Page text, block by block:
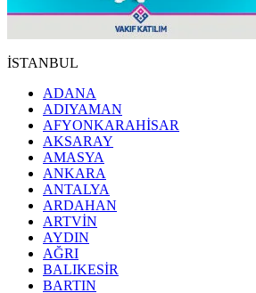
İSTANBUL
ADANA
ADIYAMAN
AFYONKARAHİSAR
AKSARAY
AMASYA
ANKARA
ANTALYA
ARDAHAN
ARTVİN
AYDIN
AĞRI
BALIKESİR
BARTIN